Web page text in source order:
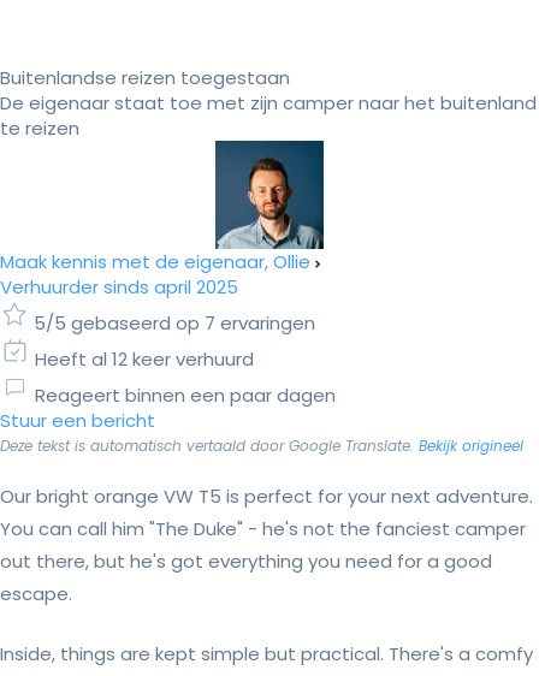
Buitenlandse reizen toegestaan
De eigenaar staat toe met zijn camper naar het buitenland
te reizen
Maak kennis met de eigenaar, Ollie
Verhuurder sinds april 2025
5/5 gebaseerd op 7 ervaringen
Heeft al 12 keer verhuurd
Reageert binnen een paar dagen
Stuur een bericht
Deze tekst is automatisch vertaald door Google Translate. Bekijk origineel
Our bright orange VW T5 is perfect for your next adventure.
You can call him "The Duke" - he's not the fanciest camper
out there, but he's got everything you need for a good
escape.
Inside, things are kept simple but practical. There's a comfy